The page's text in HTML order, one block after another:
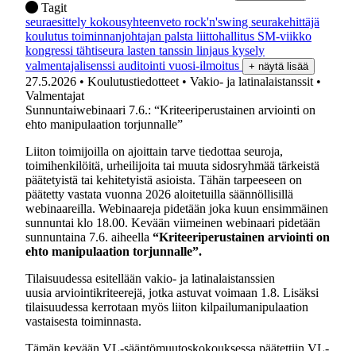
Tagit
seuraesittely kokousyhteenveto rock'n'swing seurakehittäjä
koulutus toiminnanjohtajan palsta liittohallitus SM-viikko
kongressi tähtiseura lasten tanssin linjaus kysely
valmentajalisenssi auditointi vuosi-ilmoitus + näytä lisää
27.5.2026 • Koulutustiedotteet • Vakio- ja latinalaistanssit •
Valmentajat
Sunnuntaiwebinaari 7.6.: “Kriteeriperustainen arviointi on
ehto manipulaation torjunnalle”
Liiton toimijoilla on ajoittain tarve tiedottaa seuroja,
toimihenkilöitä, urheilijoita tai muuta sidosryhmää tärkeistä
päätetyistä tai kehitetyistä asioista. Tähän tarpeeseen on
päätetty vastata vuonna 2026 aloitetuilla säännöllisillä
webinaareilla. Webinaareja pidetään joka kuun ensimmäinen
sunnuntai klo 18.00. Kevään viimeinen webinaari pidetään
sunnuntaina 7.6. aiheella “Kriteeriperustainen arviointi on
ehto manipulaation torjunnalle”.
Tilaisuudessa esitellään vakio- ja latinalaistanssien
uusia arviointikriteerejä, jotka astuvat voimaan 1.8. Lisäksi
tilaisuudessa kerrotaan myös liiton kilpailumanipulaation
vastaisesta toiminnasta.
Tämän kevään VL-sääntömuutoskokouksessa päätettiin VL-